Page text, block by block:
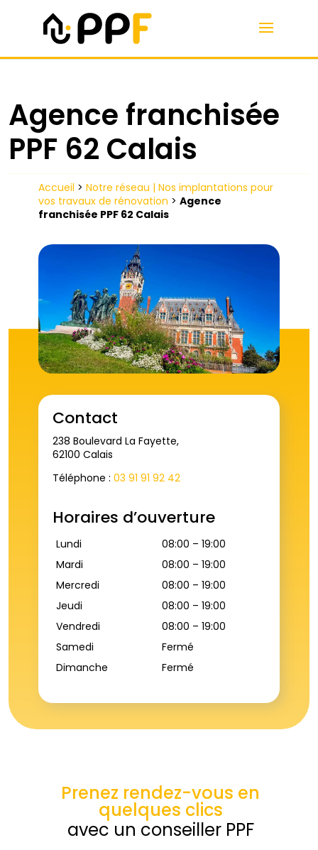
Agence franchisée
PPF 62 Calais
Accueil >Notre réseau | Nos implantations pour
vos travaux de rénovation >Agence
franchisée PPF 62 Calais
Contact
238 Boulevard La Fayette,
62100 Calais
Téléphone :03 91 91 92 42
Horaires d’ouverture
Lundi
08:00 – 19:00
Mardi
08:00 – 19:00
Mercredi
08:00 – 19:00
Jeudi
08:00 – 19:00
Vendredi
08:00 – 19:00
Samedi
Fermé
Dimanche
Fermé
Prenez rendez-vous en
quelques clics
avec un conseiller PPF